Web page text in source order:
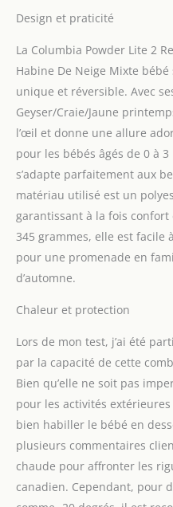
Design et praticité
La Columbia Powder Lite 2
Habine De Neige Mixte
unique et réversible. Avec
Geyser/Craie/Jaune
l’œil et donne une allure
pour les bébés âgés de 0 à
s’adapte parfaitement aux
matériau utilisé est un
garantissant à la fois
345 grammes, elle est
pour une promenade en
d’automne.
Chaleur et protection
Lors de mon test, j’ai été
par la capacité de cette
Bien qu’elle ne soit pas
pour les activités
bien habiller le bébé en
plusieurs commentaires
chaude pour affronter les
canadien. Cependant, pour